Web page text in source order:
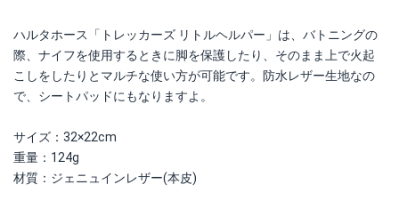
ハルタホース「トレッカーズ リトルヘルパー」は、バトニングの
際、ナイフを使用するときに脚を保護したり、そのまま上で火起
こしをしたりとマルチな使い方が可能です。防水レザー生地なの
で、シートパッドにもなりますよ。
サイズ：32×22cm
重量：124g
材質：ジェニュインレザー(本皮)